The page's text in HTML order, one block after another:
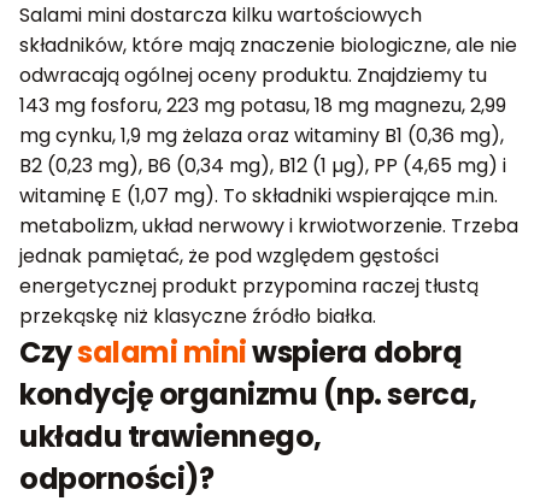
Salami mini dostarcza kilku wartościowych
składników, które mają znaczenie biologiczne, ale nie
odwracają ogólnej oceny produktu. Znajdziemy tu
143 mg fosforu, 223 mg potasu, 18 mg magnezu, 2,99
mg cynku, 1,9 mg żelaza oraz witaminy B1 (0,36 mg),
B2 (0,23 mg), B6 (0,34 mg), B12 (1 µg), PP (4,65 mg) i
witaminę E (1,07 mg). To składniki wspierające m.in.
metabolizm, układ nerwowy i krwiotworzenie. Trzeba
jednak pamiętać, że pod względem gęstości
energetycznej produkt przypomina raczej tłustą
przekąskę niż klasyczne źródło białka.
Czysalami miniwspiera dobrą
kondycję organizmu (np. serca,
układu trawiennego,
odporności)?